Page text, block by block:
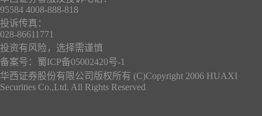
95584 4008-888-818
投诉传真：
028-86611771
投资有风险，选择需谨慎
备案号： 蜀ICP备05002420号-1
华西证券股份有限公司版权所有 (C)Copyright 2006 HUAXI
Securities Co.,Ltd. All Rights Reserved